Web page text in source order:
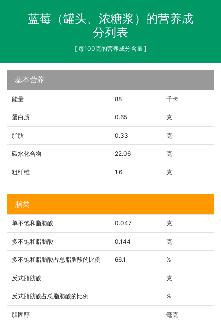
蓝莓（罐头、浓糖浆）的营养成
分列表
[ 每100克的营养成分含量 ]
基本营养
能量 88 千卡
蛋白质 0.65 克
脂肪 0.33 克
碳水化合物 22.06 克
粗纤维 1.6 克
脂类
单不饱和脂肪酸 0.047 克
多不饱和脂肪酸 0.144 克
多不饱和脂肪酸占总脂肪酸的比例 66.1 %
反式脂肪酸 克
反式脂肪酸占总脂肪酸的比例 %
胆固醇 毫克